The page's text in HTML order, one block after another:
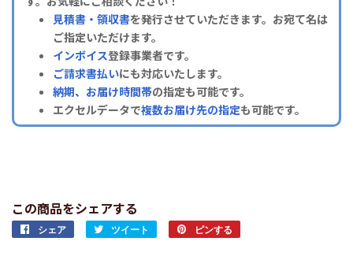
見積書・領収書を発行させていただきます。お宛て名は
ご指定いただけます。
インボイス登録事業者です。
ご請求書払いにも対応いたします。
納期、お届け時間帯の指定も可能です。
エクセルデータで複数お届け先の指定も可能です。
この商品をシェアする
シェア
Facebookツイート
Twitter
ピンする